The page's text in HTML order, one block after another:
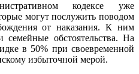
кодексе уже
могут послужить поводом
от наказания. К ним
обстоятельства. На
в 50% при своевременной
избыточной мерой.